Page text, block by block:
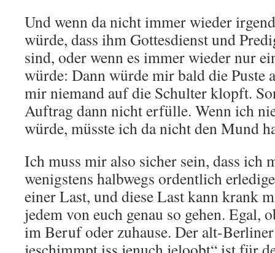
Und wenn da nicht immer wieder
würde, dass ihm Gottesdienst und
sind, oder wenn es immer wieder nur
würde: Dann würde mir bald die Puste
mir niemand auf die Schulter klopft.
Auftrag dann nicht erfülle. Wenn ich
würde, müsste ich da nicht den Mund
Ich muss mir also sicher sein, dass ich
wenigstens halbwegs ordentlich
einer Last, und diese Last kann krank
jedem von euch genau so gehen. Egal,
im Beruf oder zuhause. Der alt-